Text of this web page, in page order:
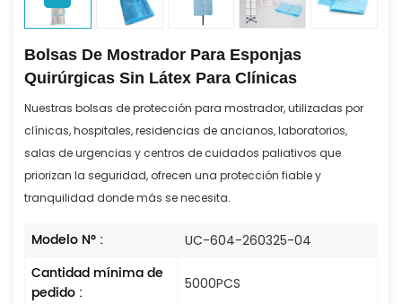
Bolsas De Mostrador Para Esponjas
Quirúrgicas Sin Látex Para Clínicas
Nuestras bolsas de protección para mostrador, utilizadas por
clínicas, hospitales, residencias de ancianos, laboratorios,
salas de urgencias y centros de cuidados paliativos que
priorizan la seguridad, ofrecen una protección fiable y
tranquilidad donde más se necesita.
Modelo N° : UC-604-260325-04
Cantidad mínima de
pedido :
5000PCS